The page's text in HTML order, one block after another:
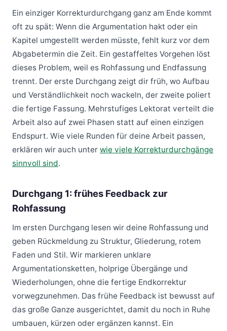
Ein einziger Korrekturdurchgang ganz am Ende kommt
oft zu spät: Wenn die Argumentation hakt oder ein
Kapitel umgestellt werden müsste, fehlt kurz vor dem
Abgabetermin die Zeit. Ein gestaffeltes Vorgehen löst
dieses Problem, weil es Rohfassung und Endfassung
trennt. Der erste Durchgang zeigt dir früh, wo Aufbau
und Verständlichkeit noch wackeln, der zweite poliert
die fertige Fassung. Mehrstufiges Lektorat verteilt die
Arbeit also auf zwei Phasen statt auf einen einzigen
Endspurt. Wie viele Runden für deine Arbeit passen,
erklären wir auch unter wie viele Korrekturdurchgänge
sinnvoll sind.
Durchgang 1: frühes Feedback zur
Rohfassung
Im ersten Durchgang lesen wir deine Rohfassung und
geben Rückmeldung zu Struktur, Gliederung, rotem
Faden und Stil. Wir markieren unklare
Argumentationsketten, holprige Übergänge und
Wiederholungen, ohne die fertige Endkorrektur
vorwegzunehmen. Das frühe Feedback ist bewusst auf
das große Ganze ausgerichtet, damit du noch in Ruhe
umbauen, kürzen oder ergänzen kannst. Ein